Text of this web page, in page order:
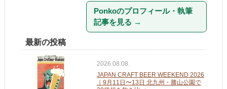
Ponkoのプロフィール・執筆
記事を見る →
最新の投稿
2026.08.08.
JAPAN CRAFT BEER WEEKEND 2026
｜9月11日〜13日 北九州・勝山公園で